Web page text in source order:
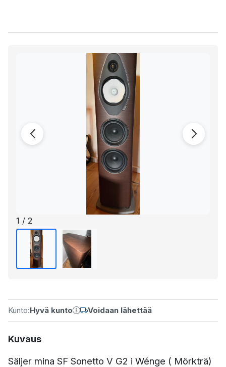
1 / 2
Kunto:Hyvä kunto Voidaan lähettää
Kuvaus
Säljer mina SF Sonetto V G2 i Wénge ( Mörkträ)